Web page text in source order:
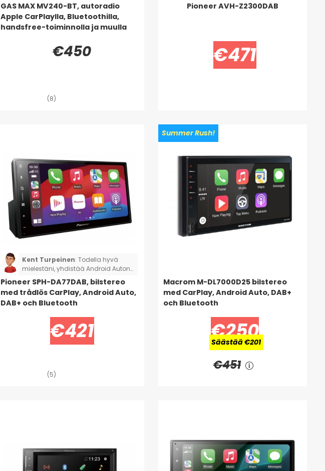
GAS MAX MV240-BT, autoradio
Apple CarPlaylla, Bluetoothilla,
handsfree-toiminnolla ja muulla
€450
(8)
Pioneer AVH-Z2300DAB
€471
Kent Turpeinen: Todella hyvä
mielestäni, yhdistää Android Auton
heti kun käynnistän auton ja toimii
todella sujuvasti näytön käytössä.
Olen siis tyytyväinen.
Pioneer SPH-DA77DAB, bilstereo
med trådlös CarPlay, Android Auto,
DAB+ och Bluetooth
€421
(5)
Summer Rush!
Macrom M-DL7000D25 bilstereo
med CarPlay, Android Auto, DAB+
och Bluetooth
€250
Säästää €201
€451